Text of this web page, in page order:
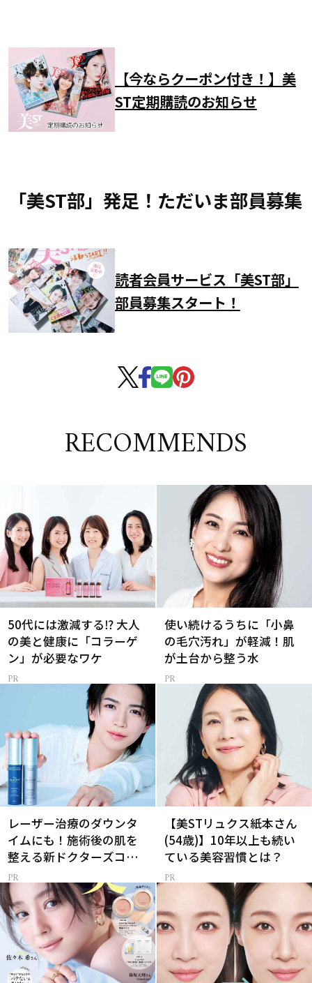
【今ならクーポン付き！】美
ST定期購読のお知らせ
「美ST部」発足！ただいま部員募集
読者会員サービス「美ST部」
部員募集スタート！
RECOMMENDS
50代には激減する⁉ 大人
の美と健康に「コラーゲ
ン」が必要なワケ
使い続けるうちに「小鼻
の毛穴汚れ」が軽減！肌
が土台から整う水
レーザー治療のダウンタ
イムにも！施術後の肌を
整える新ドクターズコス
メ
【美STリュクス紙本さん
(54歳)】10年以上も続い
ている美容習慣とは？